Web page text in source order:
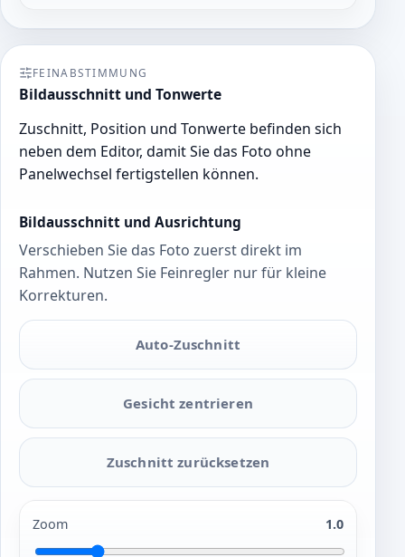
FEINABSTIMMUNG
Bildausschnitt und Tonwerte
Zuschnitt, Position und Tonwerte befinden sich
neben dem Editor, damit Sie das Foto ohne
Panelwechsel fertigstellen können.
Bildausschnitt und Ausrichtung
Verschieben Sie das Foto zuerst direkt im
Rahmen. Nutzen Sie Feinregler nur für kleine
Korrekturen.
Auto-Zuschnitt
Gesicht zentrieren
Zuschnitt zurücksetzen
Zoom 1.0